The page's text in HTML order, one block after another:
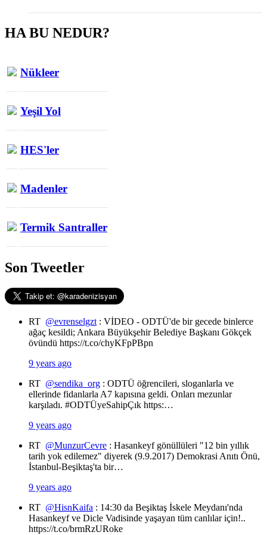
HA BU NEDUR?
Nükleer
Yeşil Yol
HES'ler
Madenler
Termik Santraller
Son Tweetler
RT @evrenselgzt : VİDEO - ODTÜ'de bir gecede binlerce
ağaç kesildi; Ankara Büyükşehir Belediye Başkanı Gökçek
övündü https://t.co/chyKFpPBpn
9 years ago
RT @sendika_org : ODTÜ öğrencileri, sloganlarla ve
ellerinde fidanlarla A7 kapısına geldi. Onları mezunlar
karşıladı. #ODTÜyeSahipÇık https:…
9 years ago
RT @MunzurCevre : Hasankeyf gönüllüleri "12 bin yıllık
tarih yok edilemez" diyerek (9.9.2017) Demokrasi Anıtı Önü,
İstanbul-Beşiktaş'ta bir…
9 years ago
RT @HisnKaifa : 14:30 da Beşiktaş İskele Meydanı'nda
Hasankeyf ve Dicle Vadisinde yaşayan tüm canlılar için!..
https://t.co/brmRzURoke